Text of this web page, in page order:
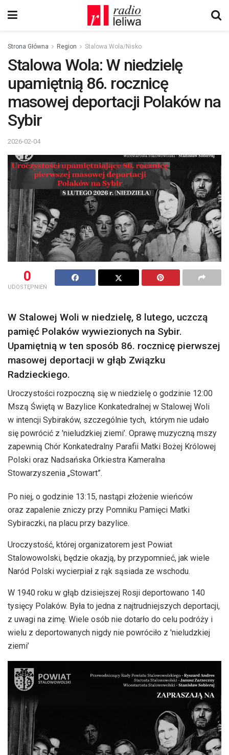
Strona Główna Region Stalowa Wola/Nisko
Stalowa Wola: W niedzielę
upamiętnią 86. rocznicę
masowej deportacji Polaków na
Sybir
2026-02-04
0
UDOSTĘPNIEŃ
W Stalowej Woli w niedzielę, 8 lutego, uczczą
pamięć Polaków wywiezionych na Sybir.
Upamiętnią w ten sposób 86. rocznicę pierwszej
masowej deportacji w głąb Związku
Radzieckiego.
Uroczystości rozpoczną się w niedzielę o godzinie 12:00
Mszą Świętą w Bazylice Konkatedralnej w Stalowej Woli
w intencji Sybiraków, szczególnie tych, którym nie udało
się powrócić z 'nieludzkiej ziemi’. Oprawę muzyczną mszy
zapewnią Chór Konkatedralny Parafii Matki Bożej Królowej
Polski oraz Nadsańska Orkiestra Kameralna
Stowarzyszenia „Stowart”.
Po niej, o godzinie 13:15, nastąpi złożenie wieńców
oraz zapalenie zniczy przy Pomniku Pamięci Matki
Sybiraczki, na placu przy bazylice.
Uroczystość, której organizatorem jest Powiat
Stalowowolski, będzie okazją, by przypomnieć, jak wiele
Naród Polski wycierpiał z rąk sąsiada ze wschodu.
W 1940 roku w głąb dzisiejszej Rosji deportowano 140
tysięcy Polaków. Była to jedna z najtrudniejszych deportacji,
z uwagi na zimę. Wiele osób nie dotarło do celu podróży i
wielu z deportowanych nigdy nie powróciło z 'nieludzkiej
ziemi’